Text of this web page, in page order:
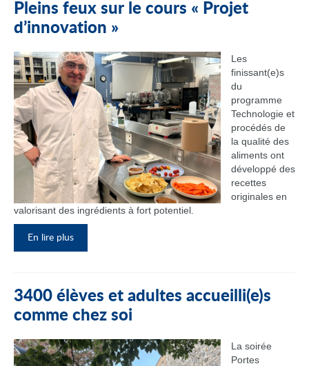
Pleins feux sur le cours « Projet
d’innovation »
Les
finissant(e)s
du
programme
Technologie et
procédés de
la qualité des
aliments ont
développé des
recettes
originales en
valorisant des ingrédients à fort potentiel.
En lire plus
3400 élèves et adultes accueilli(e)s
comme chez soi
La soirée
Portes